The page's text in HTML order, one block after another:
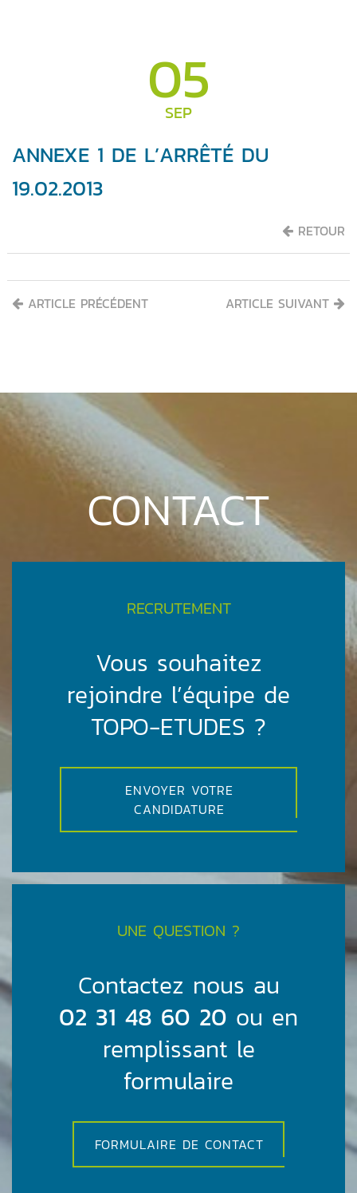
05
SEP
ANNEXE 1 DE L’ARRÊTÉ DU
19.02.2013
RETOUR
ARTICLE PRÉCÉDENT ARTICLE SUIVANT
CONTACT
RECRUTEMENT
Vous souhaitez
rejoindre l’équipe de
TOPO-ETUDES ?
ENVOYER VOTRE
CANDIDATURE
UNE QUESTION ?
Contactez nous au
02 31 48 60 20 ou en
remplissant le
formulaire
FORMULAIRE DE CONTACT